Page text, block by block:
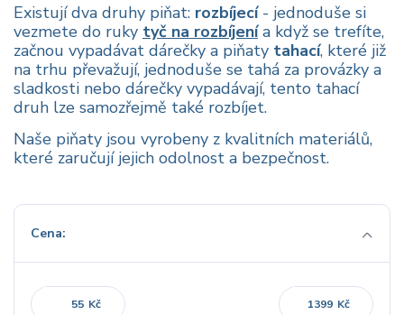
Existují dva druhy piňat: rozbíjecí- jednoduše si
vezmete do ruky tyč na rozbíjenía když se trefíte,
začnou vypadávat dárečky a piňaty tahací, které již
na trhu převažují, jednoduše se tahá za provázky a
sladkosti nebo dárečky vypadávají, tento tahací
druh lze samozřejmě také rozbíjet.
Naše piňaty jsou vyrobeny z kvalitních materiálů,
které zaručují jejich odolnost a bezpečnost.
Cena:
Kč Kč